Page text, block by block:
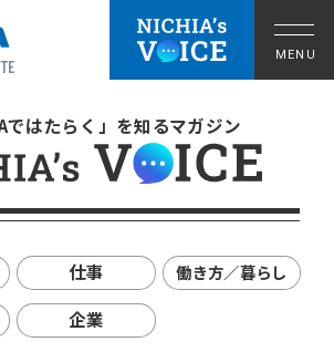
ではたらく」を知るマガジン
仕事 働き方／暮らし
企業